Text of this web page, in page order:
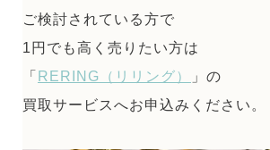
ご検討されている方で
1円でも高く売りたい方は
「 RERING（リリング）
」の
買取サービスへお申込みください。